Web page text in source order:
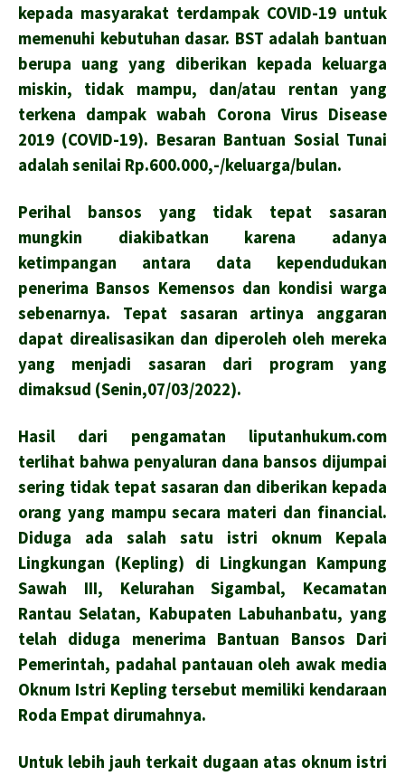
kepada masyarakat terdampak COVID-19 untuk
memenuhi kebutuhan dasar. BST adalah bantuan
berupa uang yang diberikan kepada keluarga
miskin, tidak mampu, dan/atau rentan yang
terkena dampak wabah Corona Virus Disease
2019 (COVID-19). Besaran Bantuan Sosial Tunai
adalah senilai Rp.600.000,-/keluarga/bulan.
Perihal bansos yang tidak tepat sasaran
mungkin diakibatkan karena adanya
ketimpangan antara data kependudukan
penerima Bansos Kemensos dan kondisi warga
sebenarnya. Tepat sasaran artinya anggaran
dapat direalisasikan dan diperoleh oleh mereka
yang menjadi sasaran dari program yang
dimaksud (Senin,07/03/2022).
Hasil dari pengamatan liputanhukum.com
terlihat bahwa penyaluran dana bansos dijumpai
sering tidak tepat sasaran dan diberikan kepada
orang yang mampu secara materi dan financial.
Diduga ada salah satu istri oknum Kepala
Lingkungan (Kepling) di Lingkungan Kampung
Sawah III, Kelurahan Sigambal, Kecamatan
Rantau Selatan, Kabupaten Labuhanbatu, yang
telah diduga menerima Bantuan Bansos Dari
Pemerintah, padahal pantauan oleh awak media
Oknum Istri Kepling tersebut memiliki kendaraan
Roda Empat dirumahnya.
Untuk lebih jauh terkait dugaan atas oknum istri